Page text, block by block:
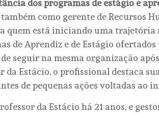
dos programas de estágio e
como gerente de Recursos
quem está iniciando uma
de Aprendiz e de Estágio
seguir na mesma organização
da Estácio, o profissional destaca
de pequenas ações voltadas ao
da Estácio há 21 anos, e